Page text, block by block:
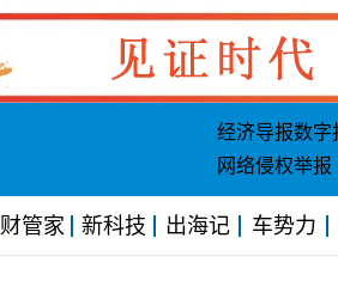
经济导报数字
网络侵权举报
财管家 新科技 出海记 车势力